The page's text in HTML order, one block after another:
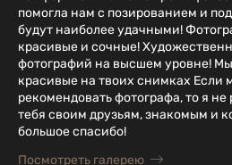
помогла нам с позированием и
будут наиболее удачными!
красивые и сочные!
фотографий на высшем уровне!
красивые на твоих снимках Если
рекомендовать фотографа, то я
тебя своим друзьям, знакомым и
большое спасибо!
Посмотреть галерею